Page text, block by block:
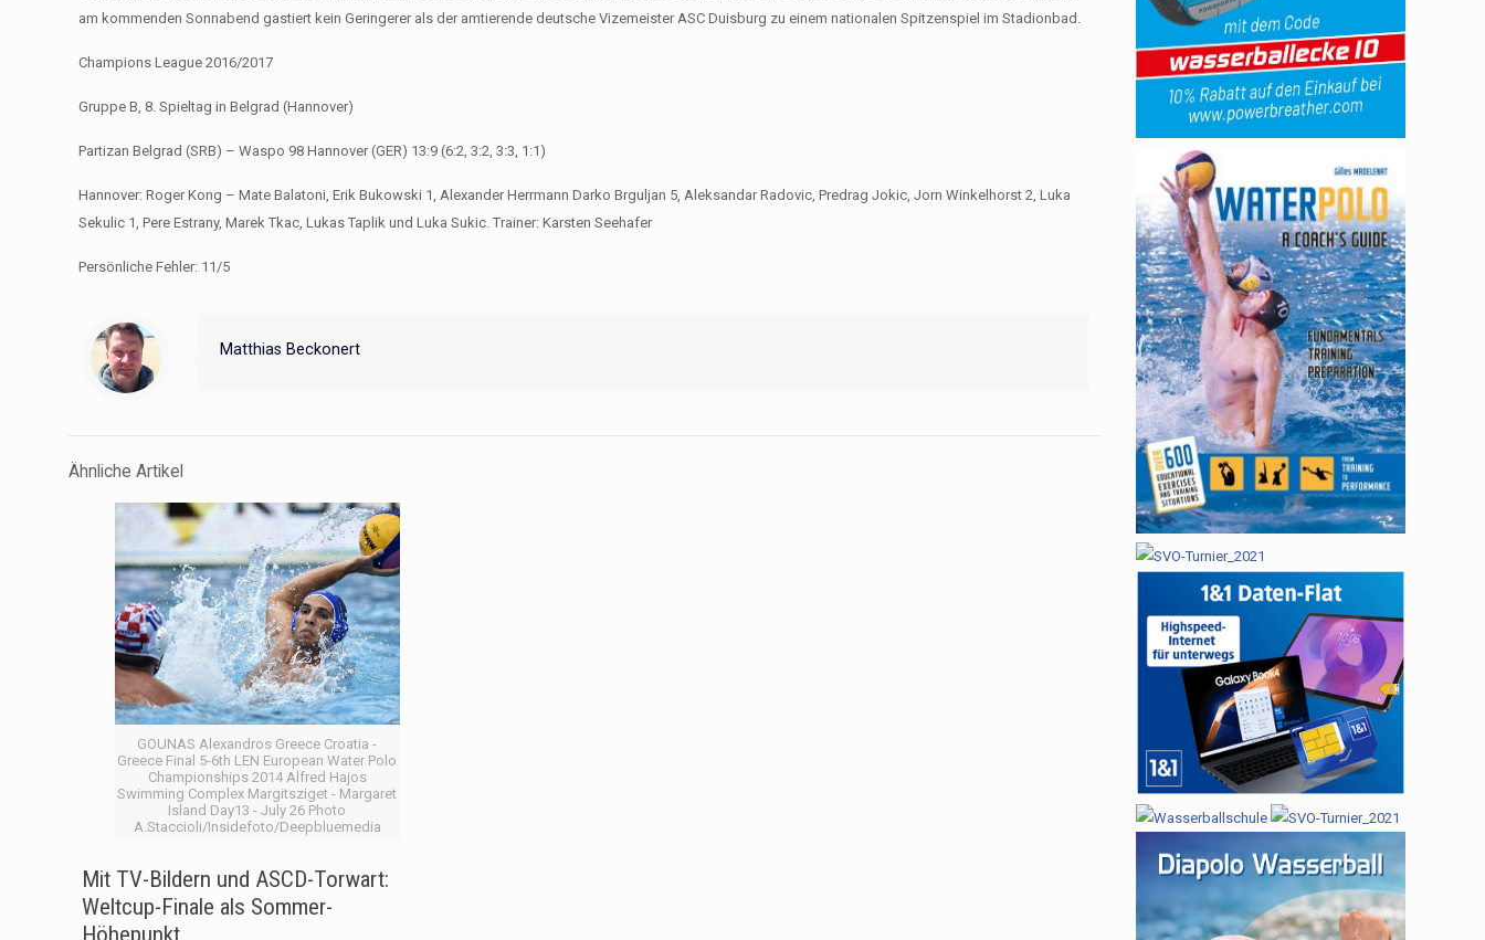
am kommenden Sonnabend gastiert kein Geringerer als der amtierende deutsche Vizemeister ASC Duisburg zu einem nationalen Spitzenspiel im Stadionbad.
Champions League 2016/2017
Gruppe B, 8. Spieltag in Belgrad (Hannover)
Partizan Belgrad (SRB) – Waspo 98 Hannover (GER) 13:9 (6:2, 3:2, 3:3, 1:1)
Hannover: Roger Kong – Mate Balatoni, Erik Bukowski 1, Alexander Herrmann Darko Brguljan 5, Aleksandar Radovic, Predrag Jokic, Jorn Winkelhorst 2, Luka
Sekulic 1, Pere Estrany, Marek Tkac, Lukas Taplik und Luka Sukic. Trainer: Karsten Seehafer
Persönliche Fehler: 11/5
Matthias Beckonert
Ähnliche Artikel
GOUNAS Alexandros Greece Croatia -
Greece Final 5-6th LEN European Water Polo
Championships 2014 Alfred Hajos
Swimming Complex Margitsziget - Margaret
Island Day13 - July 26 Photo
A.Staccioli/Insidefoto/Deepbluemedia
Mit TV-Bildern und ASCD-Torwart:
Weltcup-Finale als Sommer-